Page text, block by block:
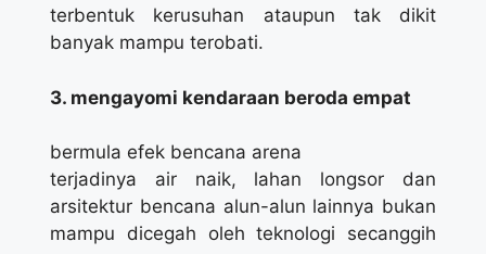
terbentuk kerusuhan ataupun tak dikit
banyak mampu terobati.
3. mengayomi kendaraan beroda empat
bermula efek bencana arena
terjadinya air naik, lahan longsor dan
arsitektur bencana alun-alun lainnya bukan
mampu dicegah oleh teknologi secanggih